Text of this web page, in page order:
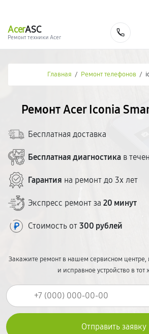
AcerASC
Ремонт техники Acer
Главная / Ремонт телефонов /
Ремонт Acer Iconia
Бесплатная доставка
Бесплатная диагностика в
Гарантия на ремонт до 3х лет
Экспресс ремонт за 20 минут
Стоимость от 300 рублей
Закажите ремонт в нашем сервисном центре,
и исправное устройство в тот